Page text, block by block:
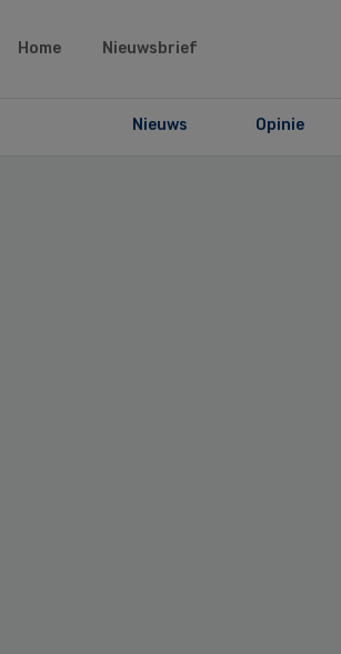
Home Nieuwsbrief
Nieuws Opinie